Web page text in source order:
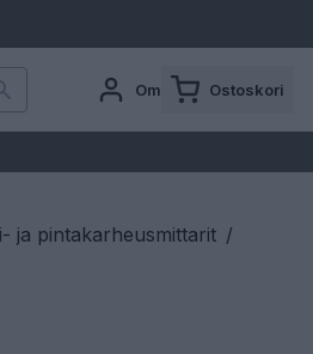
Oma tili Ostoskori
ja pintakarheusmittarit /